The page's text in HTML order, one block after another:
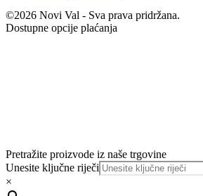
©2026 Novi Val - Sva prava pridržana.
Dostupne opcije plaćanja
Pretražite proizvode iz naše trgovine
Unesite ključne riječi
×